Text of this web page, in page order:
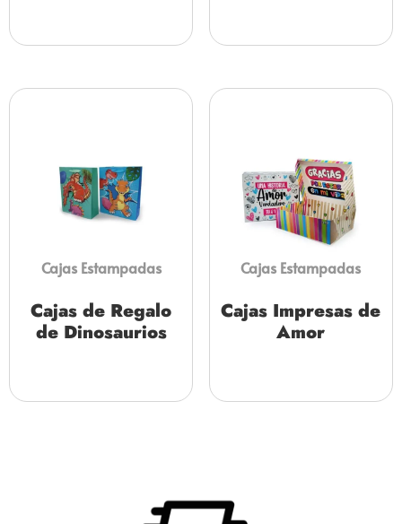
Cajas Estampadas
Cajas de Regalo
de Dinosaurios
Cajas Estampadas
Cajas Impresas de
Amor